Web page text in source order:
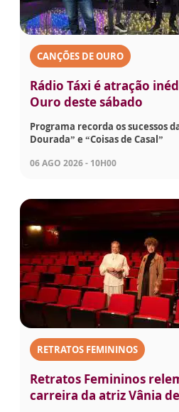
CANÇÕES DE OURO
Rádio Táxi é atração
Ouro deste sábado
Programa recorda os sucessos
Dourada” e “Coisas de Casal”
06 AGO 2026 - 10H00
RETRATOS FEMININOS
Retratos Femininos
carreira da atriz Vânia